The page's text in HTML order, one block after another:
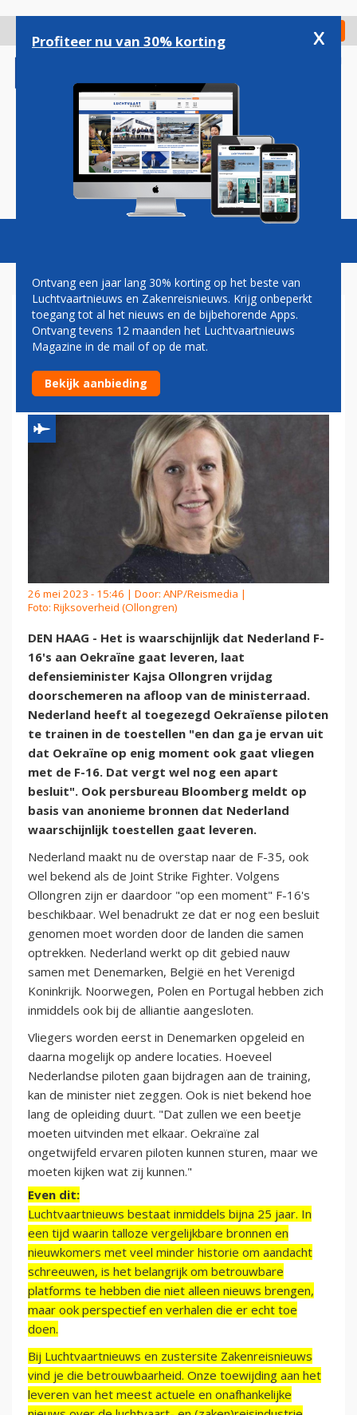
gaan
Check in
Magazine Podcasts Vacatures
NEDERLAND GAAT
WAARSCHIJNLIJK F-16'S
LEVEREN AAN OEKRAÏNE
26 mei 2023 - 15:46 | Door: ANP/Reismedia |
Foto: Rijksoverheid (Ollongren)
DEN HAAG - Het is waarschijnlijk dat Nederland F-
16's aan Oekraïne gaat leveren, laat
defensieminister Kajsa Ollongren vrijdag
doorschemeren na afloop van de ministerraad.
Nederland heeft al toegezegd Oekraïense piloten
te trainen in de toestellen "en dan ga je ervan uit
dat Oekraïne op enig moment ook gaat vliegen
met de F-16. Dat vergt wel nog een apart
besluit". Ook persbureau Bloomberg meldt op
basis van anonieme bronnen dat Nederland
waarschijnlijk toestellen gaat leveren.
Nederland maakt nu de overstap naar de F-35, ook
wel bekend als de Joint Strike Fighter. Volgens
Ollongren zijn er daardoor "op een moment" F-16's
beschikbaar. Wel benadrukt ze dat er nog een besluit
genomen moet worden door de landen die samen
optrekken. Nederland werkt op dit gebied nauw
samen met Denemarken, België en het Verenigd
Koninkrijk. Noorwegen, Polen en Portugal hebben zich
inmiddels ook bij de alliantie aangesloten.
Vliegers worden eerst in Denemarken opgeleid en
daarna mogelijk op andere locaties. Hoeveel
Nederlandse piloten gaan bijdragen aan de training,
kan de minister niet zeggen. Ook is niet bekend hoe
lang de opleiding duurt. "Dat zullen we een beetje
moeten uitvinden met elkaar. Oekraïne zal
ongetwijfeld ervaren piloten kunnen sturen, maar we
moeten kijken wat zij kunnen."
Even dit:
Luchtvaartnieuws bestaat inmiddels bijna 25 jaar. In
een tijd waarin talloze vergelijkbare bronnen en
nieuwkomers met veel minder historie om aandacht
schreeuwen, is het belangrijk om betrouwbare
platforms te hebben die niet alleen nieuws brengen,
maar ook perspectief en verhalen die er echt toe
doen.
Bij Luchtvaartnieuws en zustersite Zakenreisnieuws
vind je die betrouwbaarheid. Onze toewijding aan het
leveren van het meest actuele en onafhankelijke
Profiteer nu van 30% korting x
Ontvang een jaar lang 30% korting op het beste van
Luchtvaartnieuws en Zakenreisnieuws. Krijg onbeperkt
toegang tot al het nieuws en de bijbehorende Apps.
Ontvang tevens 12 maanden het Luchtvaartnieuws
Magazine in de mail of op de mat.
Bekijk aanbieding